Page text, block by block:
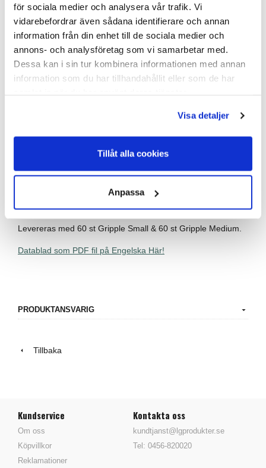
för sociala medier och analysera vår trafik. Vi
vidarebefordrar även sådana identifierare och annan
information från din enhet till de sociala medier och
annons- och analysföretag som vi samarbetar med.
Dessa kan i sin tur kombinera informationen med annan
information som du har tillhandahållit eller som de har
Visa detaljer
Tillåt alla cookies
Anpassa
Tång + 60 st Gripple Plus Small (1,4 - 2,20 mm) & 60 st
Gripple Plus Medium (2,0 - 3,25 mm).
Helt byggd i metall ger överlägsen livslängd. 10:1 utväxling
gör det lättare att spänna trådarna.
Quick release funktionen gör positionering på tråden lättare.
Tången väger 2,5 Kg
Levereras med 60 st Gripple Small & 60 st Gripple Medium.
Datablad som PDF fil på Engelska Här!
PRODUKTANSVARIG
Tillbaka
Kundservice
Om oss
Köpvillkor
Reklamationer
Kontakta oss
kundtjanst@lgprodukter.se
Tel: 0456-820020